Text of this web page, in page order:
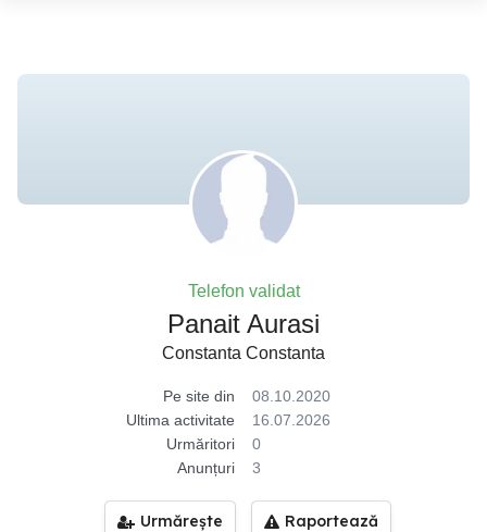
Telefon validat
Panait Aurasi
Constanta Constanta
Pe site din
08.10.2020
Ultima activitate
16.07.2026
Urmăritori
0
Anunțuri
3
Urmărește Raportează